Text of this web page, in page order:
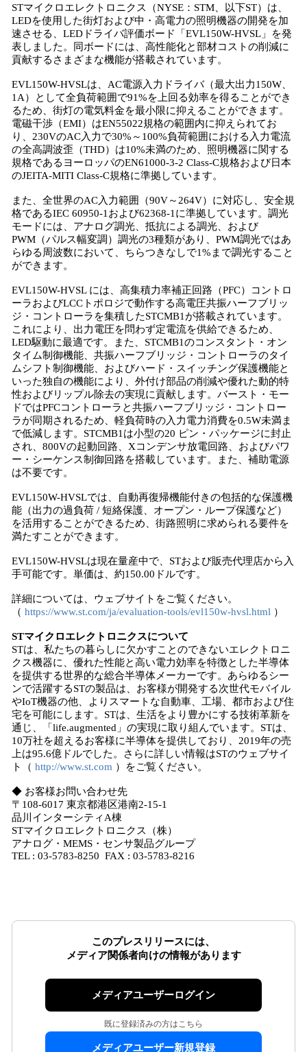
STマイクロエレクトロニクス（NYSE：STM、以下ST）は、
LEDを使用した街灯および中・高電力の照明機器の開発を加
速させる、LEDドライバ評価ボード「EVL150W-HVSL」を発
表しました。同ボードには、高性能化と部材コストの削減に
貢献するさまざまな機能が搭載されています。
EVL150W-HVSLは、AC電源入力ドライバ（最大出力150W、
1A）として全負荷範囲で91%を上回る効率を得ることができ
るため、街灯の電気料金を最小限に抑えることができます。
電磁干渉（EMI）はEN55022規格の範囲内に抑えられてお
り、230VのAC入力で30%～100%負荷範囲における入力電流
の全高調波歪（THD）は10%未満のため、照明機器に関する
規格であるヨーロッパのEN61000-3-2 Class-C規格および日本
のJEITA-MITI Class-C規格に準拠しています。
また、全世界のAC入力範囲（90V～264V）に対応し、安全規
格であるIEC 60950-1および62368-1に準拠しています。調光
モードには、アナログ調光、抵抗による調光、および
PWM（パルス幅変調）調光の3種類があり、PWM調光ではあ
らゆる周波数において、ちらつきなしで1%まで調光すること
ができます。
EVL150W-HVSL には、高集積力率補正回路（PFC）コントロ
ーラおよびLCCトポロジで動作する高電圧共振ハーフブリッ
ジ・コントローラを集積したSTCMB1が搭載されています。
これにより、出力電圧を問わず定電流を供給できるため、
LED駆動に最適です。また、STCMB1のコンスタント・オン
タイム制御機能、共振ハーフブリッジ・コントローラのタイ
ムシフト制御機能、およびハード・スイッチング保護機能と
いった独自の機能により、外付け部品の削減や優れた動的特
性およびリップル除去の実現に貢献します。バースト・モー
ドではPFCコントローラと共振ハーフブリッジ・コントロー
ラが同期されるため、軽負荷時の入力電力消費を0.5W未満ま
で低減します。STCMB1は小型の20 ピン・パッケージに封止
され、800Vの起動回路、Xコンデンサ放電回路、およびパワ
ー・シーケンス制御回路を搭載しています。また、補助電源
は不要です。
EVL150W-HVSLでは、自動再復帰機能付きの包括的な保護機
能（出力の過負荷 / 短絡保護、オープン・ループ保護など）
を活用することができるため、街路照明に求められる要件を
満たすことができます。
EVL150W-HVSLは現在量産中で、STおよび販売代理店から入
手可能です。単価は、約150.00ドルです。
詳細については、ウェブサイトをご覧ください。
（ https://www.st.com/ja/evaluation-tools/evl150w-hvsl.html ）
STマイクロエレクトロニクスについて
STは、私たちの暮らしに欠かすことのできないエレクトロニ
クス機器に、優れた性能と高い電力効率を特徴とした半導体
を提供する世界的な総合半導体メーカーです。あらゆるシー
ンで活躍するSTの製品は、お客様が開発する次世代モバイル
やIoT機器の他、よりスマートな自動車、工場、都市および住
宅を可能にします。STは、生活をより豊かにする技術革新を
通じ、「life.augmented」の実現に取り組んでいます。STは、
10万社を超えるお客様に半導体を提供しており、2019年の売
上は95.6億ドルでした。さらに詳しい情報はSTのウェブサイ
ト（ http://www.st.com ）をご覧ください。
◆ お客様お問い合わせ先
〒108-6017 東京都港区港南2-15-1
品川インターシティA棟
STマイクロエレクトロニクス（株）
アナログ・MEMS・センサ製品グループ
TEL : 03-5783-8250 FAX : 03-5783-8216
このプレスリリースには、
メディア関係者向けの情報があります
メディアユーザーログイン
既に登録済みの方はこちら
メディアユーザー新規登録